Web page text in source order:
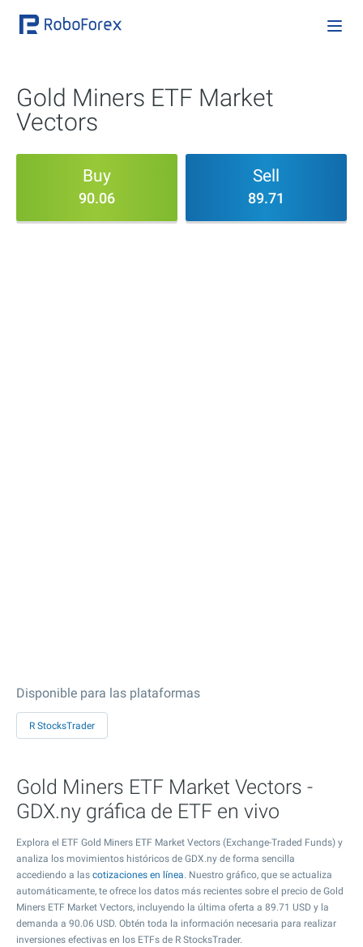
Gold Miners ETF Market
Vectors
Buy
90.06
Sell
89.71
Disponible para las plataformas
R StocksTrader
Gold Miners ETF Market Vectors -
GDX.ny gráfica de ETF en vivo
Explora el ETF Gold Miners ETF Market Vectors (Exchange-Traded Funds) y
analiza los movimientos históricos de GDX.ny de forma sencilla
accediendo a las cotizaciones en línea. Nuestro gráfico, que se actualiza
automáticamente, te ofrece los datos más recientes sobre el precio de Gold
Miners ETF Market Vectors, incluyendo la última oferta a 89.71 USD y la
demanda a 90.06 USD. Obtén toda la información necesaria para realizar
inversiones efectivas en los ETFs de R StocksTrader.